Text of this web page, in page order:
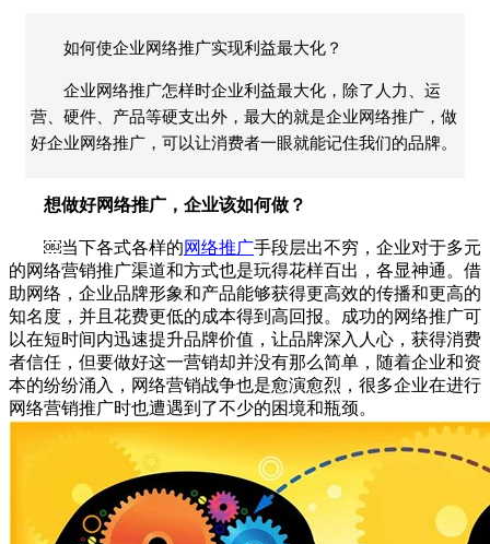
如何使企业网络推广实现利益最大化？
企业网络推广怎样时企业利益最大化，除了人力、运
营、硬件、产品等硬支出外，最大的就是企业网络推广，做
好企业网络推广，可以让消费者一眼就能记住我们的品牌。
想做好网络推广，企业该如何做？
￼当下各式各样的网络推广手段层出不穷，企业对于多元
的网络营销推广渠道和方式也是玩得花样百出，各显神通。借
助网络，企业品牌形象和产品能够获得更高效的传播和更高的
知名度，并且花费更低的成本得到高回报。成功的网络推广可
以在短时间内迅速提升品牌价值，让品牌深入人心，获得消费
者信任，但要做好这一营销却并没有那么简单，随着企业和资
本的纷纷涌入，网络营销战争也是愈演愈烈，很多企业在进行
网络营销推广时也遭遇到了不少的困境和瓶颈。